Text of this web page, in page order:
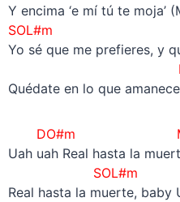
Y encima ‘e mí tú te moja’
SOL#m
Yo sé que me prefieres, y
Quédate en lo que
DO#m
Uah uah Real hasta la
SOL#m
Real hasta la muerte, baby